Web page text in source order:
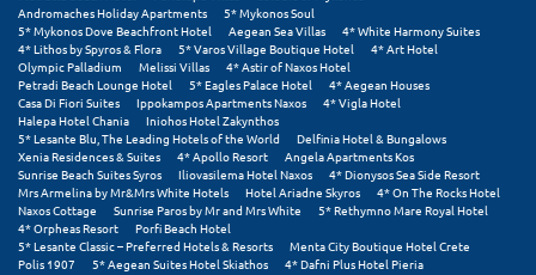
Σέριφος
Σέρρες
Σιθωνία
Σίκινος
Σίφνος
Σκαφιδιά Ηλείας
Andromaches Holiday Apartments
5* Mykonos Soul
5* Mykonos Dove Beachfront Hotel
Aegean Sea Villas
4* White Harmony Suites
4* Lithos by Spyros & Flora
5* Varos Village Boutique Hotel
4* Art Hotel
Olympic Palladium
Melissi Villas
4* Astir of Naxos Hotel
Petradi Beach Lounge Hotel
5* Eagles Palace Hotel
4* Aegean Houses
Casa Di Fiori Suites
Ippokampos Apartments Naxos
4* Vigla Hotel
Halepa Hotel Chania
Iniohos Hotel Zakynthos
5* Lesante Blu, The Leading Hotels of the World
Delfinia Hotel & Bungalows
Xenia Residences & Suites
4* Apollo Resort
Angela Apartments Kos
Sunrise Beach Suites Syros
Iliovasilema Hotel Naxos
4* Dionysos Sea Side Resort
Mrs Armelina by Mr&Mrs White Hotels
Hotel Ariadne Skyros
4* On The Rocks Hotel
Naxos Cottage
Sunrise Paros by Mr and Mrs White
5* Rethymno Mare Royal Hotel
4* Orpheas Resort
Porfi Beach Hotel
5* Lesante Classic – Preferred Hotels & Resorts
Menta City Boutique Hotel Crete
Polis 1907
5* Aegean Suites Hotel Skiathos
4* Dafni Plus Hotel Pieria